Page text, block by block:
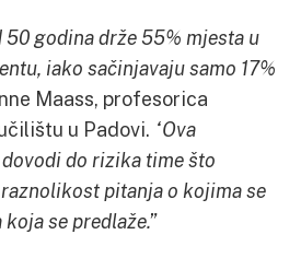
godina drže 55% mjesta u
iako sačinjavaju samo 17%
Maass, profesorica
u Padovi. “Ova
do rizika time što
pitanja o kojima se
se predlaže.”